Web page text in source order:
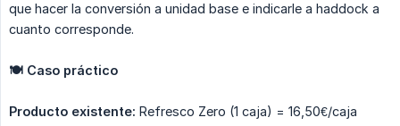
que hacer la conversión a unidad base e indicarle a haddock a
cuanto corresponde.
🍽 Caso práctico
Producto existente: Refresco Zero (1 caja) = 16,50€/caja